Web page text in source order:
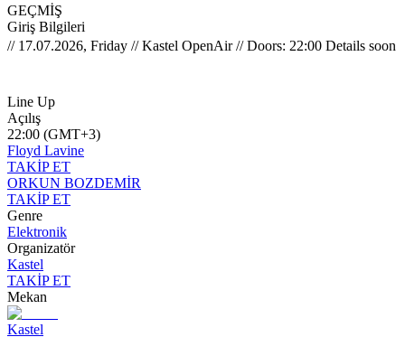
GEÇMİŞ
Giriş Bilgileri
// 17.07.2026, Friday // Kastel OpenAir // Doors: 22:00 Details soon
Line Up
Açılış
22:00 (GMT+3)
Floyd Lavine
TAKİP ET
ORKUN BOZDEMİR
TAKİP ET
Genre
Elektronik
Organizatör
Kastel
TAKİP ET
Mekan
Kastel